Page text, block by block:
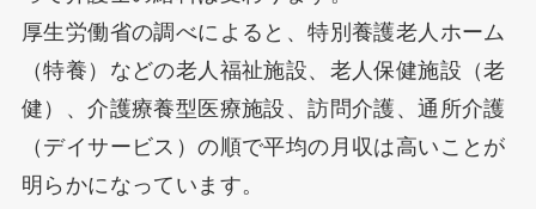
厚生労働省の調べによると、特別養護老人ホーム
（特養）などの老人福祉施設、老人保健施設（老
健）、介護療養型医療施設、訪問介護、通所介護
（デイサービス）の順で平均の月収は高いことが
明らかになっています。